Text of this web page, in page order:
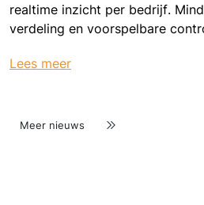
realtime inzicht per bedrijf.
verdeling en voorspelbare
Lees meer
Meer nieuws